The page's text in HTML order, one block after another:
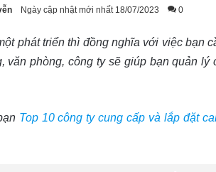
Ngày cập nhật mới nhất 18/07/2023 0
phát triển thì đồng nghĩa với việc bạn
văn phòng, công ty sẽ giúp bạn quản
Top 10 công ty cung cấp và lắp đặt